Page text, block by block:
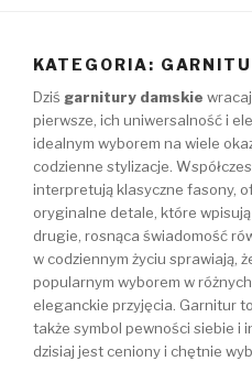
KATEGORIA:
Dziś garnitury damskie
pierwsze, ich uniwersalność i
idealnym wyborem na wiele
codzienne stylizacje.
interpretują klasyczne fasony,
oryginalne detale, które
drugie, rosnąca świadomość
w codziennym życiu sprawiają,
popularnym wyborem w
eleganckie przyjęcia. Garnitur
także symbol pewności siebie i
dzisiaj jest ceniony i chętnie